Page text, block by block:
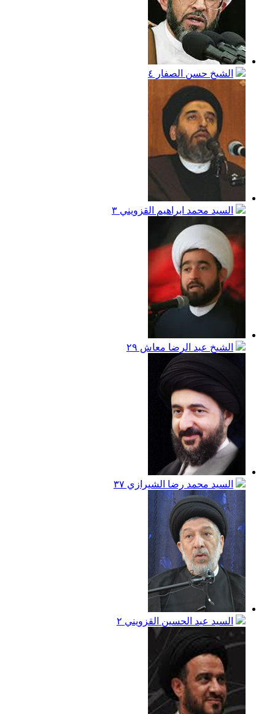
الشيخ حسن الصفار ٤
السيد محمد ابراهيم القزويني ٣
الشيخ عبد الرضا معاش ٢٩
السيد محمد رضا الشيرازي ٣٧
السيد عبد الحسين القزويني ٢